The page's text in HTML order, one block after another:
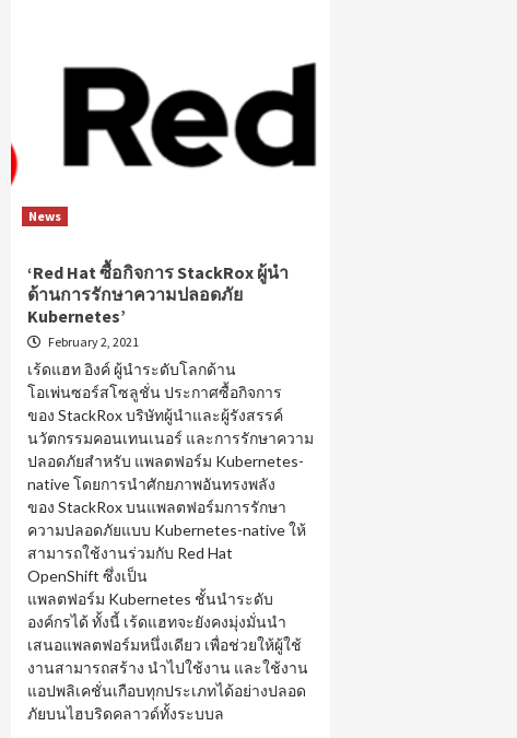
News
‘Red Hat ซื้อกิจการ StackRox ผู้นำ
ด้านการรักษาความปลอดภัย
Kubernetes’
February 2, 2021
เร้ดแฮท อิงค์ ผู้นำระดับโลกด้าน
โอเพ่นซอร์สโซลูชั่น ประกาศซื้อกิจการ
ของ StackRox บริษัทผู้นำและผู้รังสรรค์
นวัตกรรมคอนเทนเนอร์ และการรักษาความ
ปลอดภัยสำหรับ แพลตฟอร์ม Kubernetes-
native โดยการนำศักยภาพอันทรงพลัง
ของ StackRox บนแพลตฟอร์มการรักษา
ความปลอดภัยแบบ Kubernetes-native ให้
สามารถใช้งานร่วมกับ Red Hat
OpenShift ซึ่งเป็น
แพลตฟอร์ม Kubernetes ชั้นนำระดับ
องค์กรได้ ทั้งนี้ เร้ดแฮทจะยังคงมุ่งมั่นนำ
เสนอแพลตฟอร์มหนึ่งเดียว เพื่อช่วยให้ผู้ใช้
งานสามารถสร้าง นำไปใช้งาน และใช้งาน
แอปพลิเคชั่นเกือบทุกประเภทได้อย่างปลอด
ภัยบนไฮบริดคลาวด์ทั้งระบบล